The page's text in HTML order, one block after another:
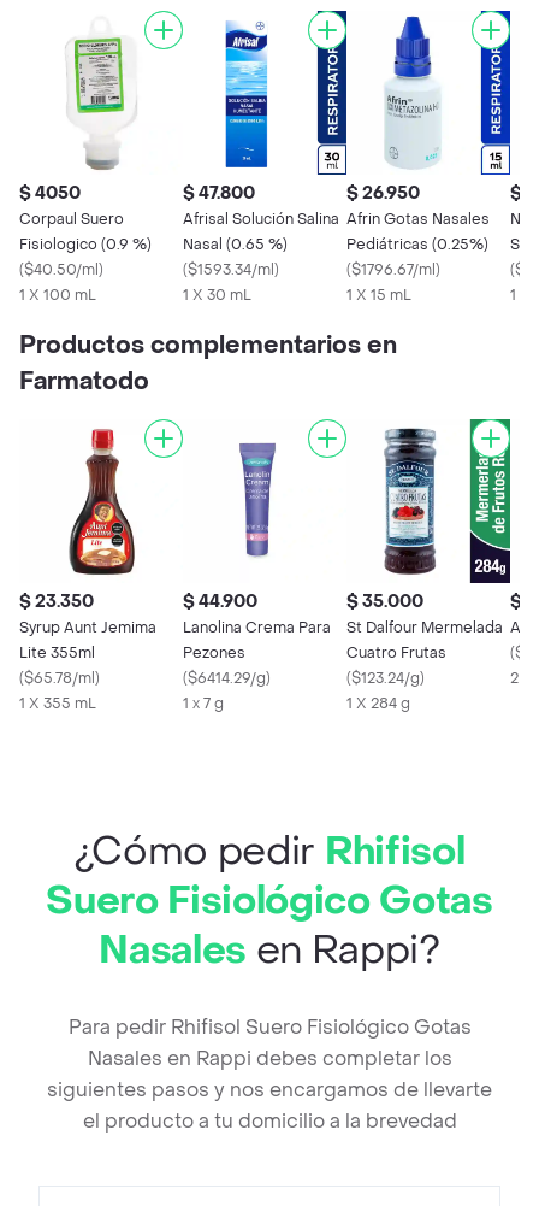
$ 4050
Corpaul Suero
Fisiologico (0.9 %)
($40.50/ml)
1 X 100 mL
$ 47.800
Afrisal Solución Salina
Nasal (0.65 %)
($1593.34/ml)
1 X 30 mL
$ 26.950
Afrin Gotas Nasales
Pediátricas (0.25%)
($1796.67/ml)
1 X 15 mL
$
(
1 X
Productos complementarios en
Farmatodo
$ 23.350
Syrup Aunt Jemima
Lite 355ml
($65.78/ml)
1 X 355 mL
$ 44.900
Lanolina Crema Para
Pezones
($6414.29/g)
1 x 7 g
$ 35.000
St Dalfour Mermelada
Cuatro Frutas
($123.24/g)
1 X 284 g
$
(
2
¿Cómo pedir Rhifisol
Suero Fisiológico Gotas
Nasales en Rappi?
Para pedir Rhifisol Suero Fisiológico Gotas
Nasales en Rappi debes completar los
siguientes pasos y nos encargamos de llevarte
el producto a tu domicilio a la brevedad